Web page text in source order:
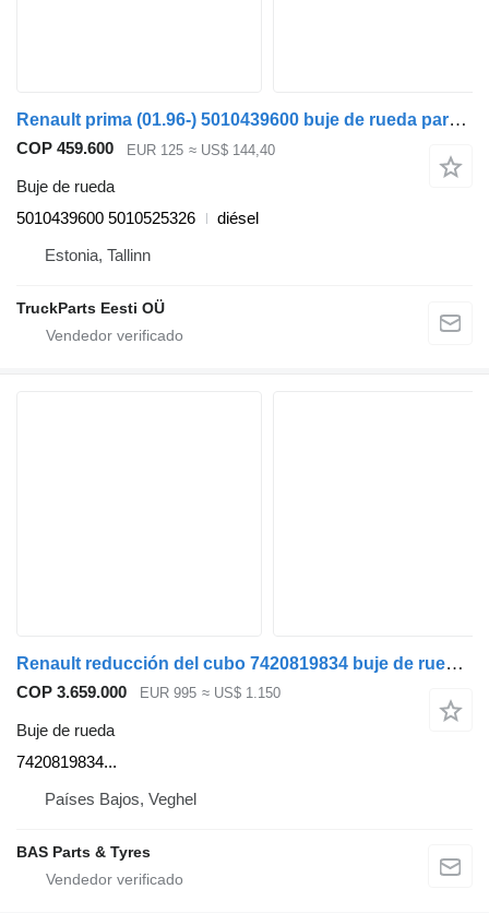
Renault prima (01.96-) 5010439600 buje de rueda para Renault Premium, Premium 2 (1996-2014) cabeza tractora
COP 459.600 EUR 125 ≈ US$ 144,40
Buje de rueda
5010439600 5010525326
diésel
Estonia, Tallinn
TruckParts Eesti OÜ
Renault reducción del cubo 7420819834 buje de rueda para Renault camión
COP 3.659.000 EUR 995 ≈ US$ 1.150
Buje de rueda
7420819834...
Países Bajos, Veghel
BAS Parts & Tyres